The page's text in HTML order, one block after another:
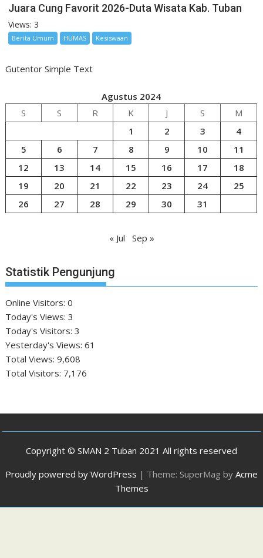
Juara Cung Favorit 2026-Duta Wisata Kab. Tuban
Views: 3
Berita Umum HUMAS Kesiswaan
Gutentor Simple Text
Agustus 2024
S
S R K J S
M
1
2 3
4
5
6 7 8 9 10
11
12
13 14 15 16 17
18
19
20 21 22 23 24
25
26
27 28 29 30 31
« Jul Sep »
Statistik Pengunjung
Online Visitors:0
Today's Views:3
Today's Visitors:3
Yesterday's Views:61
Total Views:9,608
Total Visitors: 7,176
Copyright © SMAN 2 Tuban 2021 All rights reserved
Proudly powered by WordPress | Theme: SuperMag by Acme
Themes